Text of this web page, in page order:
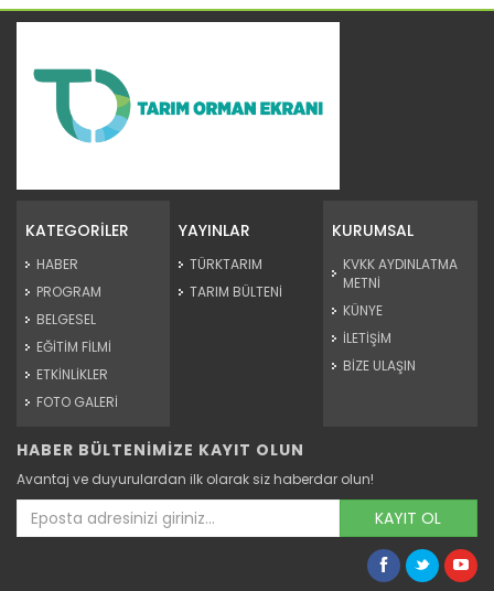
Devamını Oku ->
Tarım Orman Gündemi 12.06.2026
“Tarım Orman Gündemi” sektörün gündemini izleyici ile...
Devamını Oku ->
KATEGORİLER
HABER
PROGRAM
BELGESEL
EĞİTİM FİLMİ
ETKİNLİKLER
FOTO GALERİ
YAYINLAR
TÜRKTARIM
TARIM BÜLTENİ
KURUMSAL
KVKK AYDINLATMA
METNİ
KÜNYE
İLETİŞİM
BİZE ULAŞIN
HABER BÜLTENİMİZE KAYIT OLUN
Avantaj ve duyurulardan ilk olarak siz haberdar olun!
KAYIT OL